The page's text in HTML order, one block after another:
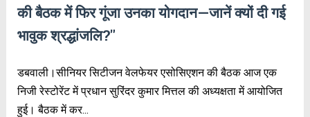
की बैठक में फिर गूंजा उनका योगदान—जानें क्यों दी गई
भावुक श्रद्धांजलि?"
डबवाली।सीनियर सिटीजन वेलफेयर एसोसिएशन की बैठक आज एक
निजी रेस्टोरेंट में प्रधान सुरिंदर कुमार मित्तल की अध्यक्षता में आयोजित
हुई। बैठक में कर...